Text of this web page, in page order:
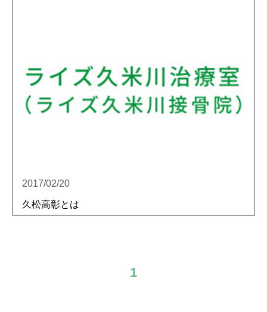
2017/02/20
久松高彰とは
1